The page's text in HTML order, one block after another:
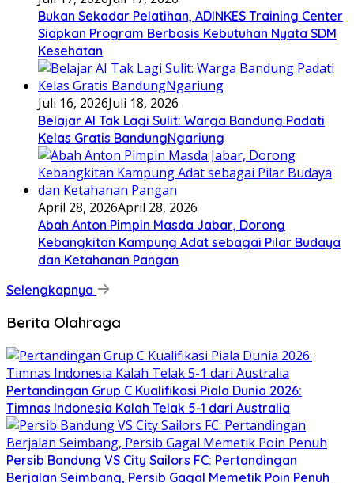
Bukan Sekadar Pelatihan, ADINKES Training Center
Siapkan Program Berbasis Kebutuhan Nyata SDM
Kesehatan
Juli 16, 2026Juli 18, 2026
Belajar AI Tak Lagi Sulit: Warga Bandung Padati
Kelas Gratis BandungNgariung
April 28, 2026April 28, 2026
Abah Anton Pimpin Masda Jabar, Dorong
Kebangkitan Kampung Adat sebagai Pilar Budaya
dan Ketahanan Pangan
Selengkapnya
Berita Olahraga
Pertandingan Grup C Kualifikasi Piala Dunia 2026:
Timnas Indonesia Kalah Telak 5-1 dari Australia
Persib Bandung VS City Sailors FC: Pertandingan
Berjalan Seimbang, Persib Gagal Memetik Poin Penuh